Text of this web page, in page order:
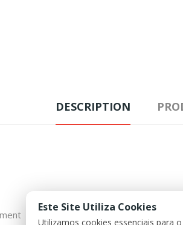
DESCRIPTION
Este Site Utiliza Cookies
Utilizamos cookies essenciais para